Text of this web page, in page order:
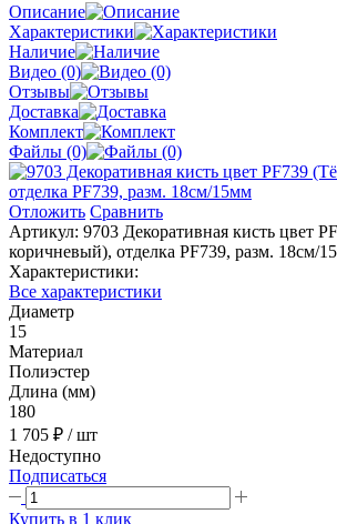
Описание
Характеристики
Наличие
Видео (0)
Отзывы
Доставка
Комплект
Файлы (0)
Отложить Сравнить
Артикул: 9703 Декоративная кисть цвет
коричневый), отделка PF739, разм. 18см/
Характеристики:
Все характеристики
Диаметр
15
Материал
Полиэстер
Длина (мм)
180
1 705 ₽ / шт
Недоступно
Подписаться
Купить в 1 клик